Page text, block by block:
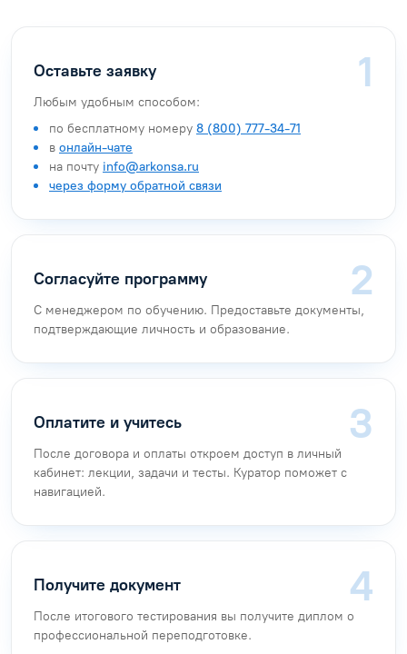
Оставьте заявку
Любым удобным способом:
по бесплатному номеру 8 (800) 777-34-71
в онлайн-чате
на почту info@arkonsa.ru
через форму обратной связи
Согласуйте программу
С менеджером по обучению. Предоставьте документы,
подтверждающие личность и образование.
Оплатите и учитесь
После договора и оплаты откроем доступ в личный
кабинет: лекции, задачи и тесты. Куратор поможет с
навигацией.
Получите документ
После итогового тестирования вы получите диплом о
профессиональной переподготовке.